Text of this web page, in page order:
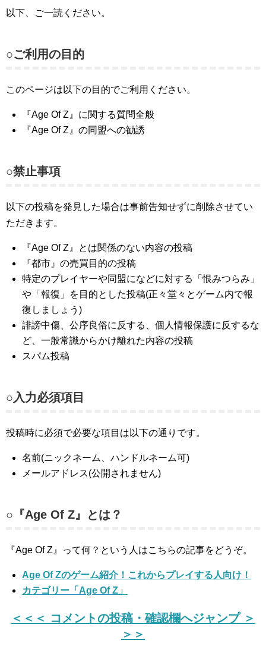
以下、ご一読ください。
○ご利用の目的
このページは以下の目的でご利用ください。
『Age Of Z』に関する質問全般
『Age Of Z』の同盟への勧誘
○禁止事項
以下の投稿を発見した場合は事前告知せずに削除させてい
ただきます。
『Age Of Z』とは関係のない内容の投稿
『都市』の売買目的の投稿
特定のプレイヤーや同盟になどに対する「恨みつらみ」
や「報復」を目的とした投稿(正々堂々とゲーム内で報
復しましょう)
誹謗中傷、公序良俗に反する、個人情報保護に反するな
ど、一般常識からかけ離れた内容の投稿
スパム投稿
○入力必須項目
投稿時に必須で必要な項目は以下の通りです。
名前(ニックネーム、ハンドルネーム可)
メールアドレス(公開されません)
○『Age Of Z』とは？
『Age Of Z』って何？という人はこちらの記事をどうぞ。
Age Of Zのゲーム紹介！これからプレイする人向け！
カテゴリー「Age Of Z」
＜＜＜ コメントの投稿・確認欄へジャンプ ＞
＞＞